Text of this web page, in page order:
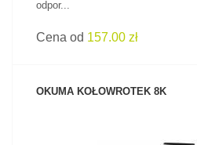
odpor...
Cena od 157.00 zł
OKUMA KOŁOWROTEK 8K